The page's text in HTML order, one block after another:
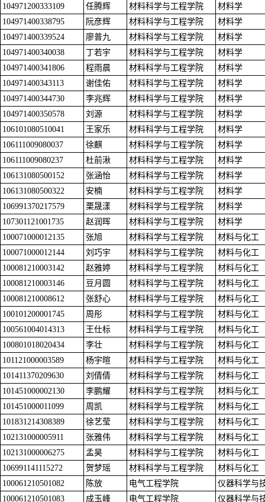
104971200333109
任腾辉 材料科学与工程学院
材料学
104971400338795
阮彦辉 材料科学与工程学院
材料学
104971400339524
廖普九 材料科学与工程学院
材料学
104971400340038
丁若宇 材料科学与工程学院
材料学
104971400341806
程雨晨 材料科学与工程学院
材料学
104971400343113
谢佳佑 材料科学与工程学院
材料学
104971400344730
李兆辉 材料科学与工程学院
材料学
104971400350578
刘源 材料科学与工程学院
材料学
106101080510041
王家乐 材料科学与工程学院
材料学
106111009080037
徐麒 材料科学与工程学院
材料学
106111009080237
杜前湫 材料科学与工程学院
材料学
106131080500152
张涵怡 材料科学与工程学院
材料学
106131080500322
安楠 材料科学与工程学院
材料学
106991370217579
栗晟漾 材料科学与工程学院
材料学
107301121001735
赵润晖 材料科学与工程学院
材料学
100071000012135
张旭 材料科学与工程学院
材料与化工
100071000012144
刘巧宇 材料科学与工程学院
材料与化工
100081210003142
赵雅婷 材料科学与工程学院
材料与化工
100081210003146
豆月圆 材料科学与工程学院
材料与化工
100081210008612
张舒心 材料科学与工程学院
材料与化工
100101200001745
周彤 材料科学与工程学院
材料与化工
100561004014313
王仕标 材料科学与工程学院
材料与化工
100801018020434
李壮 材料科学与工程学院
材料与化工
101121000003589
杨宇暄 材料科学与工程学院
材料与化工
101411370209630
刘倩倩 材料科学与工程学院
材料与化工
101451000002130
李鹏耀 材料科学与工程学院
材料与化工
101451000011099
周凯 材料科学与工程学院
材料与化工
101831214308389
徐艺莹 材料科学与工程学院
材料与化工
102131000005911
张雅伟 材料科学与工程学院
材料与化工
102131000006275
孟昊 材料科学与工程学院
材料与化工
106991141115272
贺梦瑶 材料科学与工程学院
材料与化工
100061210501082
陈放 电气工程学院
仪器科学与
100061210501083
成玉峰 电气工程学院
仪器科学与